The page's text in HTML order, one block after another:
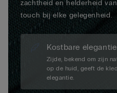
zachtheid en helderheid
touch bij elke gelegenheid.
Kostbare elegantie
Zijde, bekend om zijn
op de huid, geeft de
elegantie.